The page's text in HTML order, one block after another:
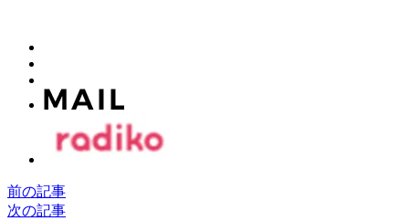
前の記事
次の記事